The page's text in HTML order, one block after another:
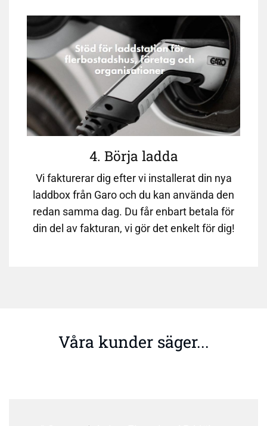
4. Börja ladda
Vi fakturerar dig efter vi installerat din nya
laddbox från Garo och du kan använda den
redan samma dag. Du får enbart betala för
din del av fakturan, vi gör det enkelt för dig!
Våra kunder säger...